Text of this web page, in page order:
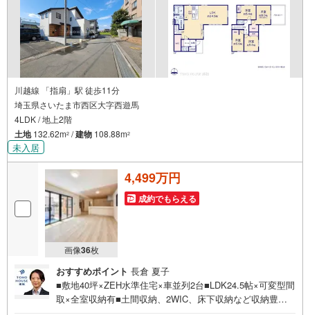
川越線 「指扇」駅 徒歩11分
埼玉県さいたま市西区大字西遊馬
4LDK / 地上2階
土地132.62m2 /建物 108.88m2
未入居
画像36枚
4,499万円
成約でもらえる
おすすめポイント 長倉 夏子
■敷地40坪×ZEH水準住宅×車並列2台■LDK24.5帖×可変型間
取×全室収納有■土間収納、2WIC、床下収納など収納豊富